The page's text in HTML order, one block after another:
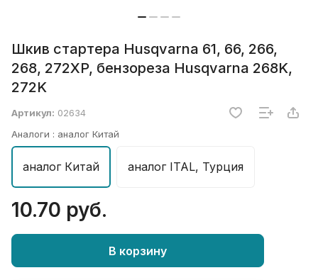
Шкив стартера Husqvarna 61, 66, 266,
268, 272XP, бензореза Husqvarna 268K,
272K
Артикул: 02634
Аналоги : аналог Китай
аналог Китай аналог ITAL, Турция
10.70 руб.
В корзину